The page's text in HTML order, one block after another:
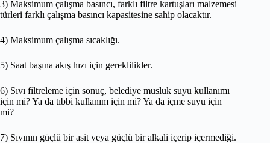
3) Maksimum çalışma basıncı, farklı filtre kartuşları malzemesi
türleri farklı çalışma basıncı kapasitesine sahip olacaktır.
4) Maksimum çalışma sıcaklığı.
5) Saat başına akış hızı için gereklilikler.
6) Sıvı filtreleme için sonuç, belediye musluk suyu kullanımı
için mi? Ya da tıbbi kullanım için mi? Ya da içme suyu için
mi?
7) Sıvının güçlü bir asit veya güçlü bir alkali içerip içermediği.